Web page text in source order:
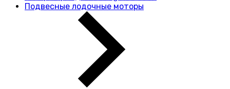
Подвесные лодочные моторы